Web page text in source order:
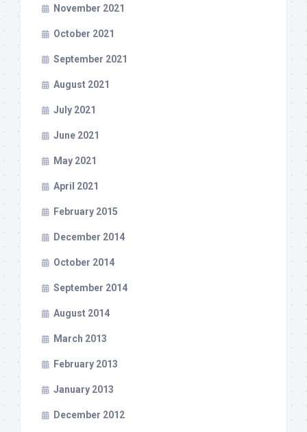
November 2021
October 2021
September 2021
August 2021
July 2021
June 2021
May 2021
April 2021
February 2015
December 2014
October 2014
September 2014
August 2014
March 2013
February 2013
January 2013
December 2012